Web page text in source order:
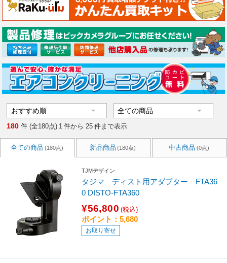
180 件 (全180点) 1 件から 25 件まで表示
全ての商品 (180点) 新品商品 (180点) 中古商品 (0点)
TJMデザイン
タジマ ディスト用アダプター FTA36
0 DISTO-FTA360
¥56,800 (税込)
ポイント：5,680
お取り寄せ